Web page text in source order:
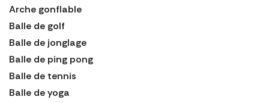
Arche gonflable
Balle de golf
Balle de jonglage
Balle de ping pong
Balle de tennis
Balle de yoga